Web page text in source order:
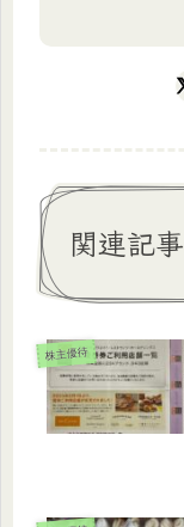
関連記事
株主優待